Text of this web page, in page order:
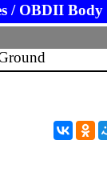
/ OBDII Body